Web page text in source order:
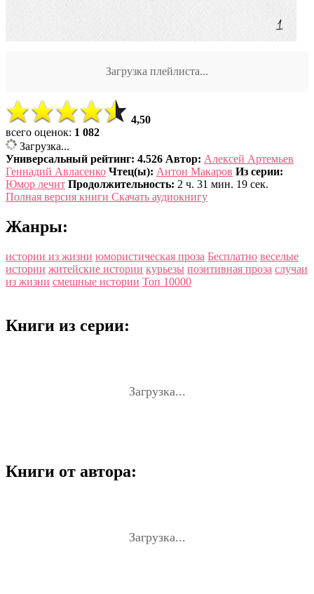
Загрузка плейлиста...
4,50
всего оценок: 1 082
Загрузка...
Универсальный рейтинг: 4.526 Автор: Алексей Артемьев
Геннадий Авласенко Чтец(ы): Антон Макаров Из серии:
Юмор лечит Продолжительность: 2 ч. 31 мин. 19 сек.
Полная версия книги Скачать аудиокнигу
Жанры:
истории из жизни юмористическая проза Бесплатно веселые
истории житейские истории курьезы позитивная проза случаи
из жизни смешные истории Топ 10000
Книги из серии:
Загрузка...
Книги от автора:
Загрузка...